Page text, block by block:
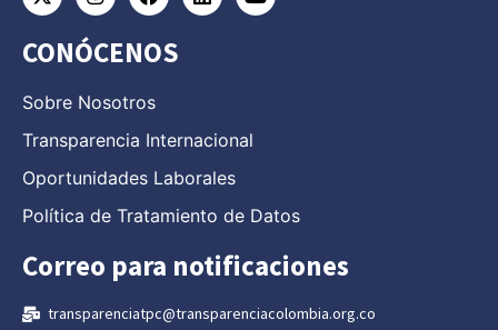
CONÓCENOS
Sobre Nosotros
Transparencia Internacional
Oportunidades Laborales
Política de Tratamiento de Datos
Correo para notificaciones
transparenciatpc@transparenciacolombia.org.co